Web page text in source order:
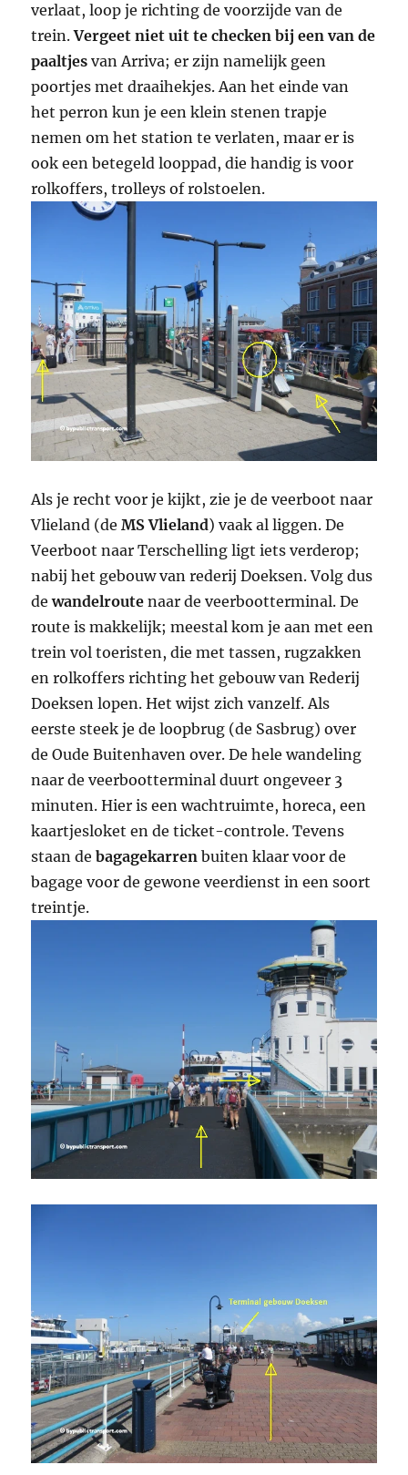
verlaat, loop je richting de voorzijde van de
trein.Vergeet niet uit te checken bij een van de
paaltjes van Arriva; er zijn namelijk geen
poortjes met draaihekjes. Aan het einde van
het perron kun je een klein stenen trapje
nemen om het station te verlaten, maar er is
ook een betegeld looppad, die handig is voor
rolkoffers, trolleys of rolstoelen.
Als je recht voor je kijkt, zie je de veerboot naar
Vlieland (deMS Vlieland) vaak al liggen. De
Veerboot naar Terschelling ligt iets verderop;
nabij het gebouw van rederij Doeksen. Volg dus
dewandelroute naar de veerbootterminal. De
route is makkelijk; meestal kom je aan met een
trein vol toeristen, die met tassen, rugzakken
en rolkoffers richting het gebouw van Rederij
Doeksen lopen. Het wijst zich vanzelf. Als
eerste steek je de loopbrug (de Sasbrug) over
de Oude Buitenhaven over. De hele wandeling
naar de veerbootterminal duurt ongeveer 3
minuten. Hier is een wachtruimte, horeca, een
kaartjesloket en de ticket-controle. Tevens
staan debagagekarren buiten klaar voor de
bagage voor de gewone veerdienst in een soort
treintje.